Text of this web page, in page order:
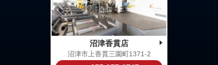
沼津香貫店
沼津市上香貫三園町1371-2